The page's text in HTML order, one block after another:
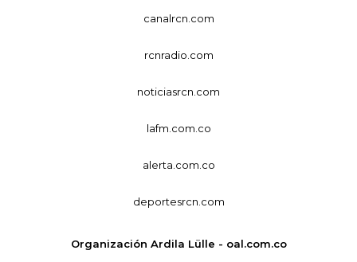
canalrcn.com
rcnradio.com
noticiasrcn.com
lafm.com.co
alerta.com.co
deportesrcn.com
Organización Ardila Lülle - oal.com.co